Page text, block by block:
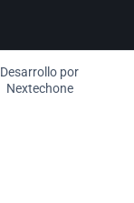
Desarrollo por
Nextechone